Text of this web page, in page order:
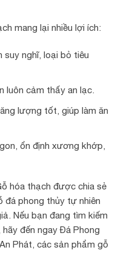
mang lại nhiều lợi ích:
suy nghĩ, loại bỏ tiêu
luôn cảm thấy an lạc.
lượng tốt, giúp làm ăn
ổn định xương khớp,
hóa thạch được chia sẻ
đá phong thủy tự nhiên
Nếu bạn đang tìm kiếm
đến ngay Đá Phong
Phát, các sản phẩm gỗ